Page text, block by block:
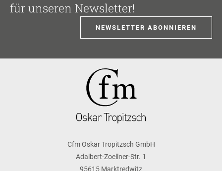
für unseren Newsletter!
NEWSLETTER ABONNIEREN
Cfm Oskar Tropitzsch GmbH
Adalbert-Zoellner-Str. 1
95615 Marktredwitz